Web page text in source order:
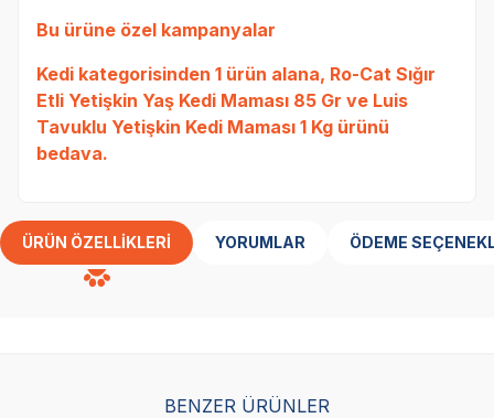
Bu ürüne özel kampanyalar
Kedi kategorisinden 1 ürün alana, Ro-Cat Sığır
Etli Yetişkin Yaş Kedi Maması 85 Gr ve Luis
Tavuklu Yetişkin Kedi Maması 1 Kg ürünü
bedava.
ÜRÜN ÖZELLIKLERI YORUMLAR ÖDEME
BENZER ÜRÜNLER